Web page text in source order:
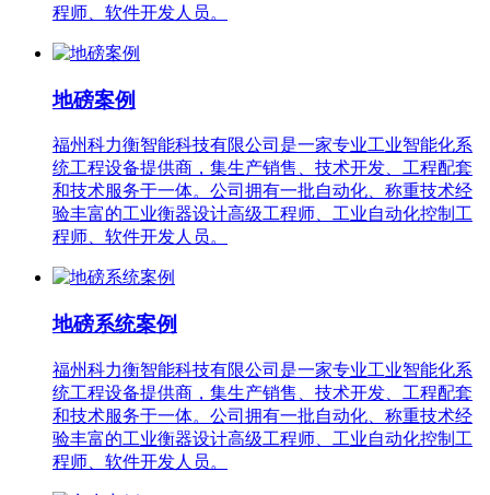
程师、软件开发人员。
地磅案例
福州科力衡智能科技有限公司是一家专业工业智能化系
统工程设备提供商，集生产销售、技术开发、工程配套
和技术服务于一体。公司拥有一批自动化、称重技术经
验丰富的工业衡器设计高级工程师、工业自动化控制工
程师、软件开发人员。
地磅系统案例
福州科力衡智能科技有限公司是一家专业工业智能化系
统工程设备提供商，集生产销售、技术开发、工程配套
和技术服务于一体。公司拥有一批自动化、称重技术经
验丰富的工业衡器设计高级工程师、工业自动化控制工
程师、软件开发人员。